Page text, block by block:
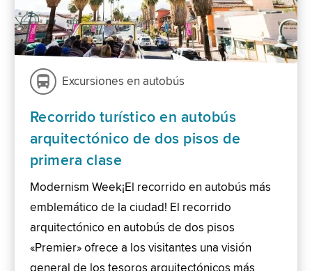
Excursiones en autobús
Recorrido turístico en autobús
arquitectónico de dos pisos de
primera clase
Modernism Week¡El recorrido en autobús más
emblemático de la ciudad! El recorrido
arquitectónico en autobús de dos pisos
«Premier» ofrece a los visitantes una visión